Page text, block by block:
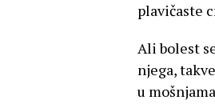
plavičaste
Ali bolest
njega,
u